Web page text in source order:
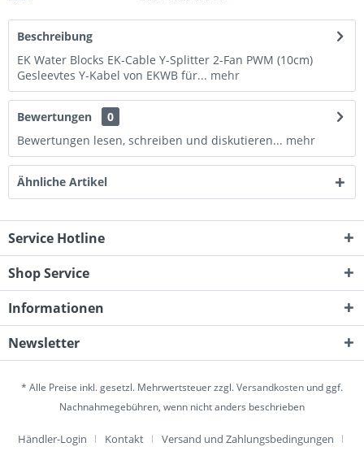
Beschreibung
EK Water Blocks EK-Cable Y-Splitter 2-Fan PWM (10cm)
Gesleevtes Y-Kabel von EKWB für... mehr
Bewertungen
0
Bewertungen lesen, schreiben und diskutieren... mehr
Ähnliche Artikel
Service Hotline
Shop Service
Informationen
Newsletter
* Alle Preise inkl. gesetzl. Mehrwertsteuer zzgl.Versandkosten und ggf.
Nachnahmegebühren, wenn nicht anders beschrieben
Händler-Login Kontakt
Versand und Zahlungsbedingungen